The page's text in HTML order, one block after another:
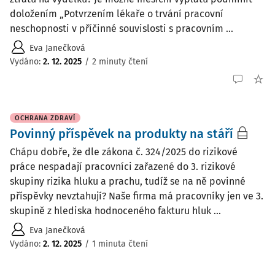
doložením „Potvrzením lékaře o trvání pracovní
neschopnosti v příčinné souvislosti s pracovním ...
Eva Janečková
Vydáno: 2. 12. 2025 / 2 minuty čtení
OCHRANA ZDRAVÍ
Povinný příspěvek na produkty na stáří
Chápu dobře, že dle zákona č. 324/2025 do rizikové
práce nespadají pracovníci zařazené do 3. rizikové
skupiny rizika hluku a prachu, tudíž se na ně povinné
příspěvky nevztahují? Naše firma má pracovníky jen ve 3.
skupině z hlediska hodnoceného fakturu hluk ...
Eva Janečková
Vydáno: 2. 12. 2025 / 1 minuta čtení